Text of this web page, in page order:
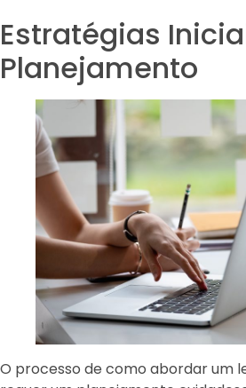
Estratégias
Planejamento
O processo de como abordar um